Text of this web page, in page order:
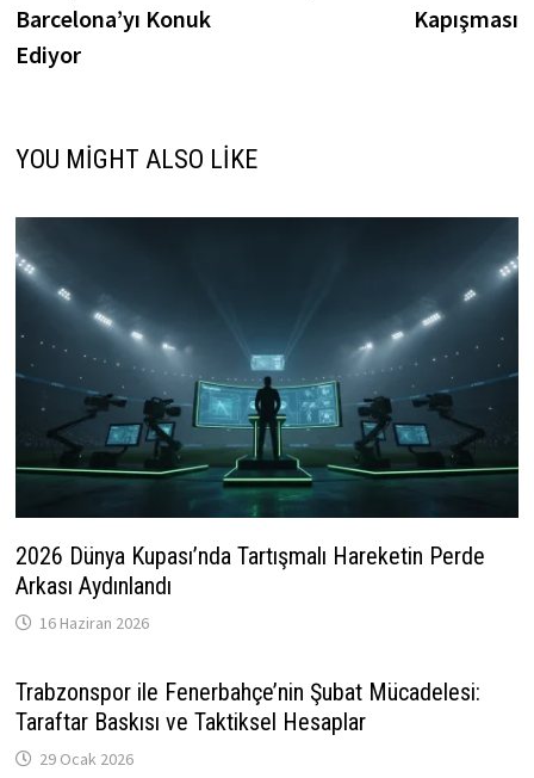
Barcelona’yı Konuk
Ediyor
Kapışması
YOU MIGHT ALSO LIKE
2026 Dünya Kupası’nda Tartışmalı Hareketin Perde
Arkası Aydınlandı
16 Haziran 2026
Trabzonspor ile Fenerbahçe’nin Şubat Mücadelesi:
Taraftar Baskısı ve Taktiksel Hesaplar
29 Ocak 2026